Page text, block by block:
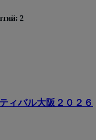
2
ィバル大阪２０２６